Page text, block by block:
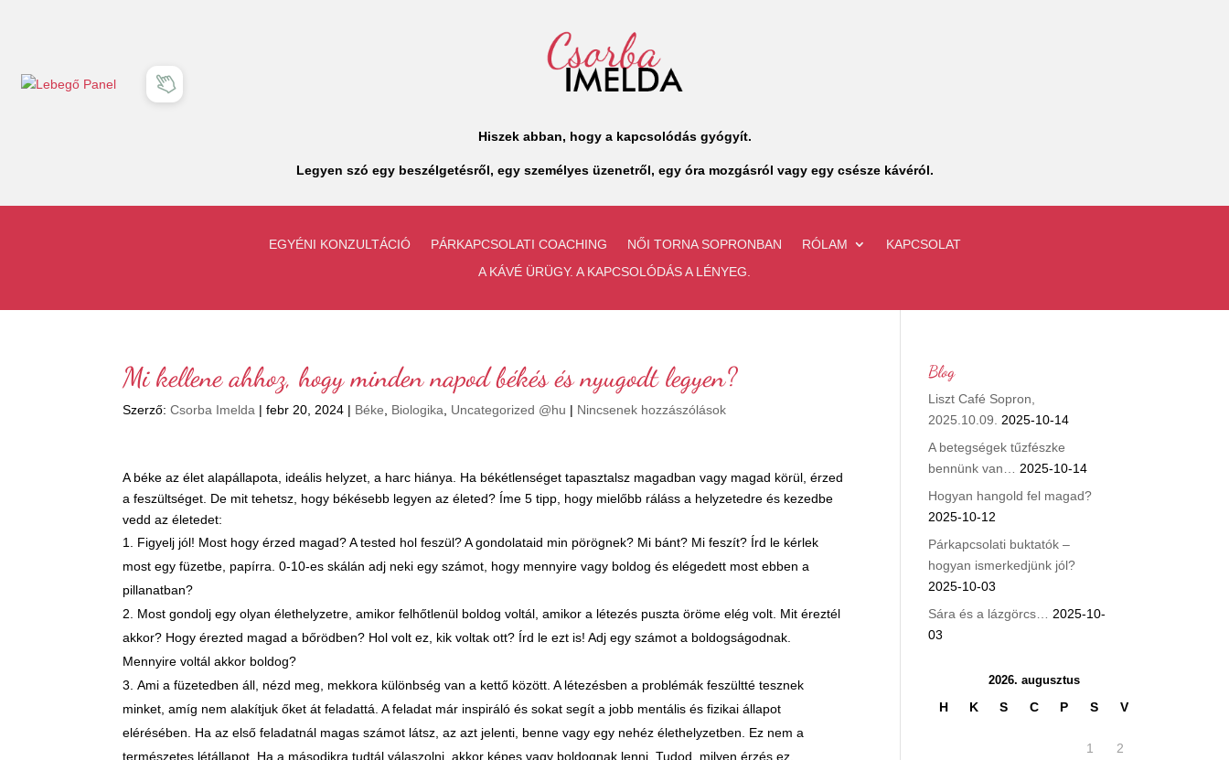
Hiszek abban, hogy a kapcsolódás gyógyít.
Legyen szó egy beszélgetésről, egy személyes üzenetről, egy óra mozgásról vagy egy csésze kávéról.
EGYÉNI KONZULTÁCIÓ PÁRKAPCSOLATI COACHING NŐI TORNA SOPRONBAN RÓLAM
KAPCSOLAT
A KÁVÉ ÜRÜGY. A KAPCSOLÓDÁS A LÉNYEG.
Mi kellene ahhoz, hogy minden napod békés és nyugodt legyen?
Szerző:Csorba Imelda |febr 20, 2024 | Béke Biologika Uncategorized @hu | Nincsenek hozzászólások
A béke az élet alapállapota, ideális helyzet, a harc hiánya. Ha békétlenséget tapasztalsz magadban vagy magad körül, érzed
a feszültséget. De mit tehetsz, hogy békésebb legyen az életed? Íme 5 tipp, hogy mielőbb ráláss a helyzetedre és kezedbe
vedd az életedet:
Figyelj jól! Most hogy érzed magad? A tested hol feszül? A gondolataid min pörögnek? Mi bánt? Mi feszít? Írd le kérlek
most egy füzetbe, papírra. 0-10-es skálán adj neki egy számot, hogy mennyire vagy boldog és elégedett most ebben a
pillanatban?
Most gondolj egy olyan élethelyzetre, amikor felhőtlenül boldog voltál, amikor a létezés puszta öröme elég volt. Mit éreztél
akkor? Hogy érezted magad a bőrödben? Hol volt ez, kik voltak ott? Írd le ezt is! Adj egy számot a boldogságodnak.
Mennyire voltál akkor boldog?
Ami a füzetedben áll, nézd meg, mekkora különbség van a kettő között. A létezésben a problémák feszültté tesznek
minket, amíg nem alakítjuk őket át feladattá. A feladat már inspiráló és sokat segít a jobb mentális és fizikai állapot
elérésében. Ha az első feladatnál magas számot látsz, az azt jelenti, benne vagy egy nehéz élethelyzetben. Ez nem a
természetes létállapot. Ha a másodikra tudtál válaszolni, akkor képes vagy boldognak lenni. Tudod, milyen érzés ez.
Blog
Liszt Café Sopron,
2025.10.09.
2025-10-14
A betegségek tűzfészke
bennünk van…
2025-10-14
Hogyan hangold fel magad?
2025-10-12
Párkapcsolati buktatók –
hogyan ismerkedjünk jól?
2025-10-03
Sára és a lázgörcs…
2025-10-
03
2026. augusztus
H K S C P S V
1 2